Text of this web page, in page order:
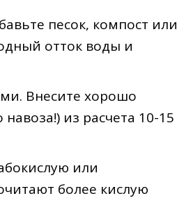
песок, компост или
отток воды и
Внесите хорошо
из расчета 10-15
или
более кислую